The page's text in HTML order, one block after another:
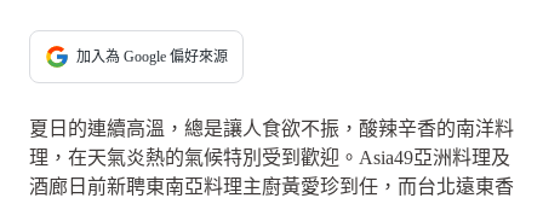
加入為 Google 偏好來源
夏日的連續高溫，總是讓人食欲不振，酸辣辛香的南洋料
理，在天氣炎熱的氣候特別受到歡迎。Asia49亞洲料理及
酒廊日前新聘東南亞料理主廚黃愛珍到任，而台北遠東香